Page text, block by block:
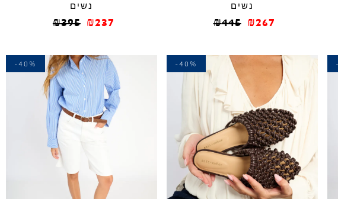
נשים
₪445 ₪267
נשים
₪395 ₪237
-40%
-40%